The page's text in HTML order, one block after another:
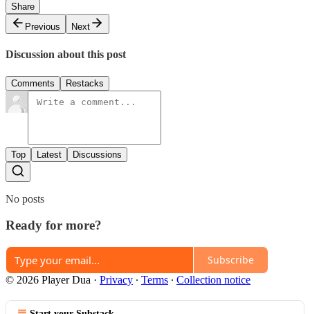
Share
Previous
Next
Discussion about this post
Comments Restacks
Top Latest Discussions
No posts
Ready for more?
Subscribe
© 2026 Player Dua · Privacy ∙ Terms ∙ Collection notice